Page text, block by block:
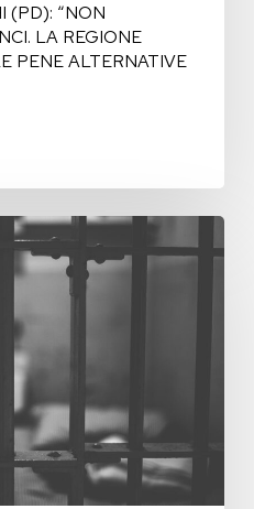
(PD): “NON
LA REGIONE
PENE ALTERNATIVE